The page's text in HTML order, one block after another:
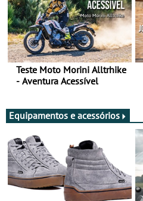
Teste Moto Morini Alltrhike
- Aventura Acessível
Equipamentos e acessórios